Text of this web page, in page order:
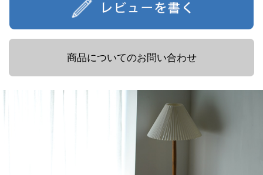
商品についてのお問い合わせ